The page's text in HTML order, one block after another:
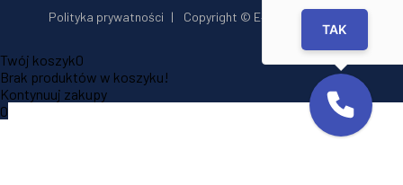
Polityka prywatności | Copyright © E‑Installator 2026
Twój koszyk0
Brak produktów w koszyku!
Kontynuuj zakupy
0
TAK